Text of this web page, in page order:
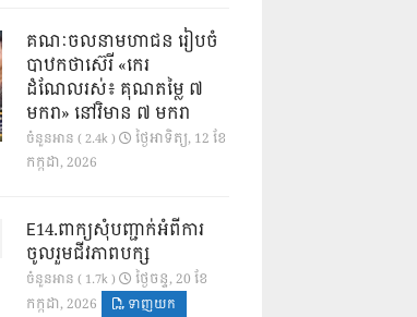
គណៈចលនាមហាជន រៀបចំ
បាឋកថាស៊េរី «កេរ
ដំណែលរស់៖ គុណតម្លៃ ៧
មករា» នៅវិមាន ៧ មករា
ចំនួនអាន ( 2.4k )
ថ្ងៃ​អាទិត្យ, 12 ខែ​
កក្កដា, 2026
E14.ពាក្យសុំបញ្ជាក់អំពីការ
ចូលរួមជីវភាពបក្ស
ចំនួនអាន ( 1.7k )
ថ្ងៃ​ចន្ទ, 20 ខែ​
កក្កដា, 2026
ទាញយក